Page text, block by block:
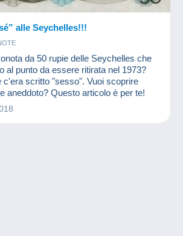
alle Seychelles!!!
da 50 rupie delle Seychelles che
al punto da essere ritirata nel 1973?
c'era scritto "sesso". Vuoi scoprire
aneddoto? Questo articolo è per te!